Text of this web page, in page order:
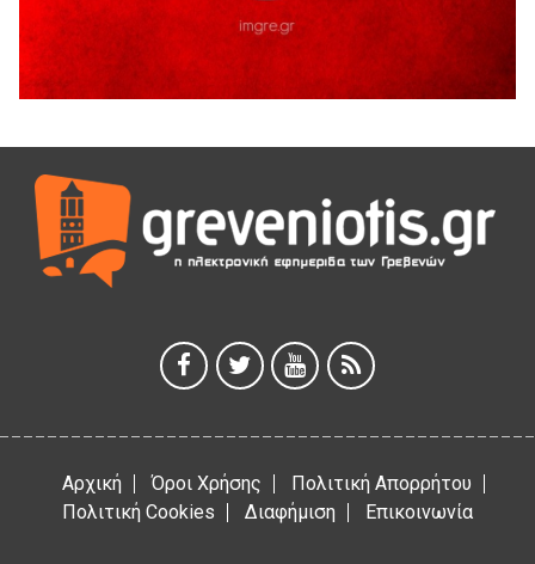
5 Αυγούστου 2026
Διακοπή υδροδότησης του Α΄ κλάδου ύδρευσης
5 Αυγούστου 2026
Θερινό Σινεμά στο πλαίσιο του «Πολιτιστικού
Καλοκαιριού 2026» με την βραβευμένη ταινία «Μικρές
Ανάσες».
5 Αυγούστου 2026
5 Αυγούστου 2026
Αρχική Όροι Χρήσης
Πολιτική Απορρήτου
Πολιτική Cookies
Διαφήμιση Επικοινωνία